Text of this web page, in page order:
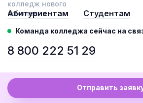
Отправить
Абитуриентам Студентам
Команда колледжа сейчас на
8 800 222 51 29
© 2020-2026 © «Тьютория», все права
Политика конфиденциальности